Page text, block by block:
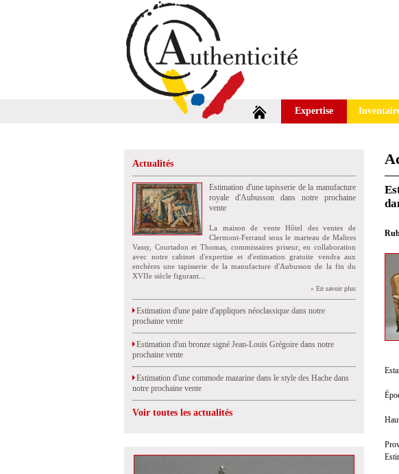
Expertise
Actualités
Estimation d'une tapisserie de la manufacture
royale d'Aubusson dans notre prochaine
vente
La maison de vente Hôtel des ventes de
Clermont-Ferrand sous le marteau de Maîtres
Vassy, Courtadon et Thomas, commissaires priseur, en collaboration
avec notre cabinet d'expertise et d'estimation gratuite vendra aux
enchères une tapisserie de la manufacture d'Aubusson de la fin du
XVIIe siècle figurant...
» En savoir plus
Estimation d'une paire d'appliques néoclassique dans notre
prochaine vente
Estimation d'un bronze signé Jean-Louis Grégoire dans notre
prochaine vente
Estimation d'une commode mazarine dans le style des Hache dans
notre prochaine vente
Voir toutes les actualités